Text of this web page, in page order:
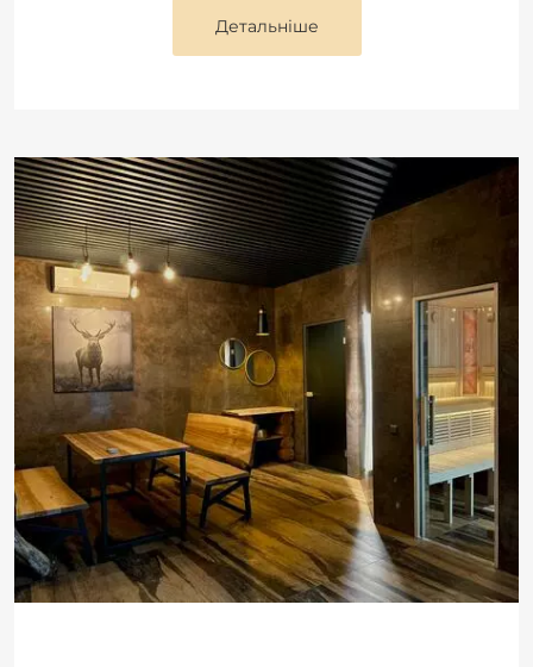
Детальніше